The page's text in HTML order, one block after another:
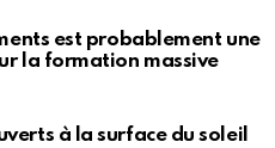
est probablement une
la formation massive
à la surface du soleil